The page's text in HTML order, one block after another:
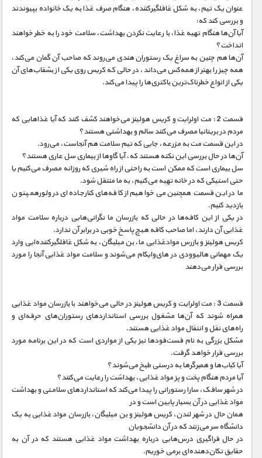
طبیعت
علم و فناوری
فرهنگ / هنر
کیهان / نجوم
گردشگری
مسابقات / ورزشی
مستند های اختصاصی
عنوان یک تیم، به شکل غافلگیرکننده، هنگام صرف غذا به یک خانواده‌ بپیوندند
و بررسی کند که:
آیا آن‌ها هنگام تهیه غذا، با رعایت نکردن بهداشت، سلامت خود را به خطر خواهند
انداخت؟
آن‌ها هم چنين به سراغ یک رستوران هندی می‌روند که صاحب آن گمان می‌کند،
همه چیز را بهتر از همه‌کس می‌داند، در حالی که کریس روی یکی از بشقاب‌های آن
یکی از انواع خطرناک‌ترین باکتری‌ها را پیدا می‌کند.
قسمت 2 : مت اولرایت و کریس هولینز می‌خواهند کشف کنند که آیا غذاهایی که
مردم در بریتانیا مصرف می‌کنند سالم و بهداشتی هستند؟
در این قسمت مت به مزرعه، جایی که تیم سلامت هم آنجاست، می‌رود.
آن‌ها در حال بررسی این نکته هستند که، آیا گاو‌ها از بیماری سل عاری هستند؟
سل بیماری است که ممکن است به راحتی از راه شیری که روزانه مصرف می‌کنیم یا
حتی استیکی که در خانه تهیه می‌کنیم، به ما منتقل شود.
ما در این قسمت همچنین می‌خواهیم از کافه‌های کنارجاده‌ای در ولورهمپتون
بازدید کنیم.
در یکی از این کافه‌ها در حالی که بازرسان ما نگرانی‌هایی درباره سلامت مواد
غذایی آن دارند، اما صاحب کافه هیچ پاسخ خوبی در برابر آن ندارد.
کریس هولینز و بازرس موادغذایی ما، بن میلیگان، به شکل غافلگیرکننده‌ایی وارد
یک مهمانی هالیوودی در‌ های‌وایکام می‌شوند و سلامت مواد غذایی آنجا را مورد
بررسی قرار می‌دهند
قسمت 3 : مت اولرایت و کریس هولینز در حالی می‌خواهند با بازرسان مواد غذایی
همراه شوند که آن‌ها مشغول بررسی استانداردهای رستوران‌های حرفه‌ای و
راه‌های نقل و انتقال مواد غذایی هستند.
مشکل بزرگی به نام فست‌فود‌ها نیز یکی از مواردی است که در این برنامه مورد
بررسی قرار خواهد گرفت.
آیا کباب‌ها و همبرگر‌ها به درستی طبخ می‌شوند؟
آیا مردم هنگام پخت و پز مواد غذایی، بهداشت را رعایت می‌کنند؟
در شهر سافک، سارا رستورانی را پیدا می‌کند که استانداردهای سلامتی و بهداشت
مواد غذایی در آن بسیار پایین است و در
همان حال در شهر لندن، کریس هولینز و بن میلیگان، بازرسان مواد غذایی به یک
دانشگاه سر می‌زنند که در آن دانشجویان
در حال فراگیری درس‌هایی درباره بهداشت مواد غذایی هستند که در آن به
حقایق تکان‌دهنده‌ای برمی خوریم.